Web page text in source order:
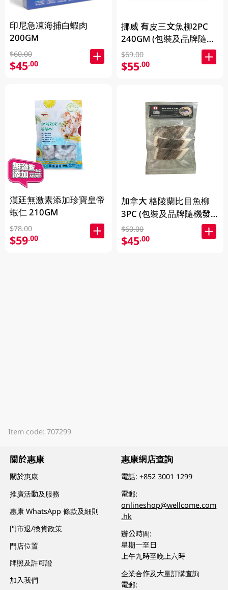
印尼急凍海捕白蝦肉
200GM
$60.00
$45.00
漢廷無激素添加珍寶皇帝
蝦仁 210GM
$78.00
$59.00
挪威 有皮三文魚柳2PC
240GM (包裝及品牌隨機
發放)
$69.00
$55.00
加拿大 格陵蘭比目魚柳
3PC (包裝及品牌隨機發
放)
$60.00
$45.00
Item code: 707299
關於惠康
關於惠康
推廣活動及服務
惠康 WhatsApp 條款及細則
門市退/換貨政策
門店位置
牌照及許可證
加入我們
惠康網店查詢
電話:+852 3001 1299
電郵:
onlineshop@wellcome.com
.hk
辦公時間:
星期一至日
上午九時至晚上六時
企業合作及大量訂購查詢
電郵: